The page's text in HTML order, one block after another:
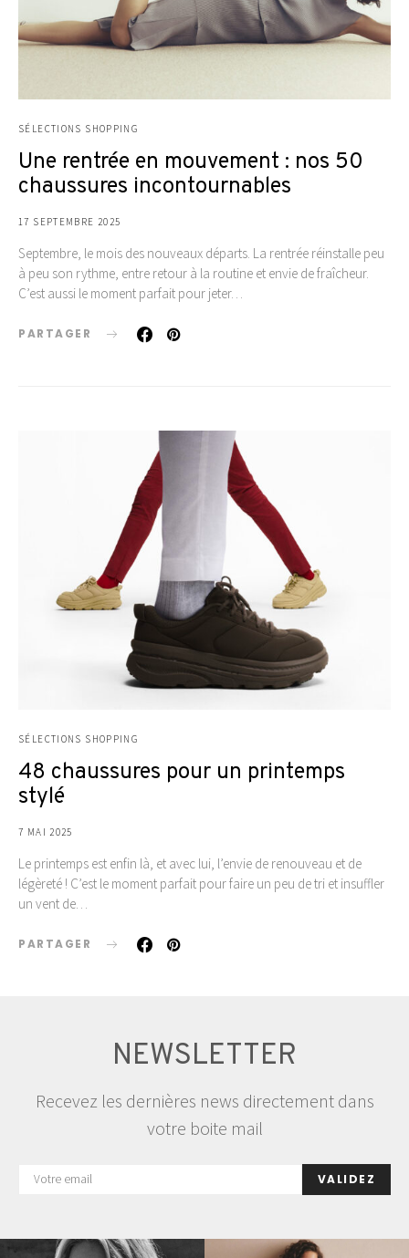
SÉLECTIONS SHOPPING
Une rentrée en mouvement : nos 50
chaussures incontournables
17 SEPTEMBRE 2025
Septembre, le mois des nouveaux départs. La rentrée réinstalle peu
à peu son rythme, entre retour à la routine et envie de fraîcheur.
C’est aussi le moment parfait pour jeter…
PARTAGER
SÉLECTIONS SHOPPING
48 chaussures pour un printemps
stylé
7 MAI 2025
Le printemps est enfin là, et avec lui, l’envie de renouveau et de
légèreté ! C’est le moment parfait pour faire un peu de tri et insuffler
un vent de…
PARTAGER
NEWSLETTER
Recevez les dernières news directement dans
votre boite mail
VALIDEZ